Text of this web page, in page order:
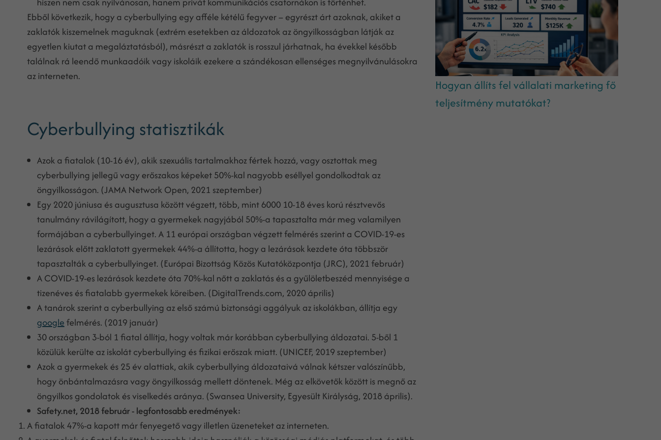
Ebből következik, hogy a cyberbullying egy afféle kétélű fegyver – egyrészt árt azoknak, akiket a
zaklatók kiszemelnek maguknak (extrém esetekben az áldozatok az öngyilkosságban látják az
egyetlen kiutat a megaláztatásból), másrészt a zaklatók is rosszul járhatnak, ha évekkel később
találnak rá leendő munkaadóik vagy iskoláik ezekere a szándékosan ellenséges megnyilvánulásokra
az interneten.
Cyberbullying statisztikák
Azok a fiatalok (10-16 év), akik szexuális tartalmakhoz fértek hozzá, vagy osztottak meg
cyberbullying jellegű vagy erőszakos képeket 50%-kal nagyobb eséllyel gondolkodtak az
öngyilkosságon. (JAMA Network Open, 2021 szeptember)
Egy 2020 júniusa és augusztusa között végzett, több, mint 6000 10-18 éves korú résztvevős
tanulmány rávilágított, hogy a gyermekek nagyjából 50%-a tapasztalta már meg valamilyen
formájában a cyberbullyinget. A 11 európai országban végzett felmérés szerint a COVID-19-es
lezárások előtt zaklatott gyermekek 44%-a állította, hogy a lezárások kezdete óta többször
tapasztalták a cyberbullyinget. (Európai Bizottság Közös Kutatóközpontja (JRC), 2021 február)
A COVID-19-es lezárások kezdete óta 70%-kal nőtt a zaklatás és a gyűlöletbeszéd mennyisége a
tizenéves és fiatalabb gyermekek köreiben. (DigitalTrends.com, 2020 április)
A tanárok szerint a cyberbullying az első számú biztonsági aggályuk az iskolákban, állítja egy
googlefelmérés. (2019 január)
30 országban 3-ból 1 fiatal állítja, hogy voltak már korábban cyberbullying áldozatai. 5-ből 1
közülük kerülte az iskolát cyberbullying és fizikai erőszak miatt. (UNICEF, 2019 szeptember)
Azok a gyermekek és 25 év alattiak, akik cyberbullying áldozataivá válnak kétszer valószínűbb,
hogy önbántalmazásra vagy öngyilkosság mellett döntenek. Még az elkövetők között is megnő az
öngyilkos gondolatok és viselkedés aránya. (Swansea University, Egyesült Királyság, 2018 április).
Safety.net, 2018 február - legfontosabb eredmények:
A fiatalok 47%-a kapott már fenyegető vagy illetlen üzeneteket az interneten.
Hogyan állíts fel vállalati marketing fő
teljesítmény mutatókat?